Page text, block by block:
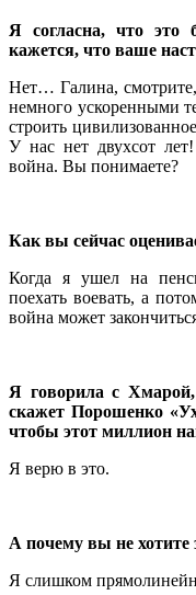
Я согласна, что
кажется, что ваше
Нет… Галина,
немного ускоренными
строить
У нас нет двухсот
война. Вы понимаете?
Как вы сейчас
Когда я ушел на
поехать воевать, а
война может
Я говорила с
скажет Порошенко
чтобы этот миллион
Я верю в это.
А почему вы не хотите
Я слишком